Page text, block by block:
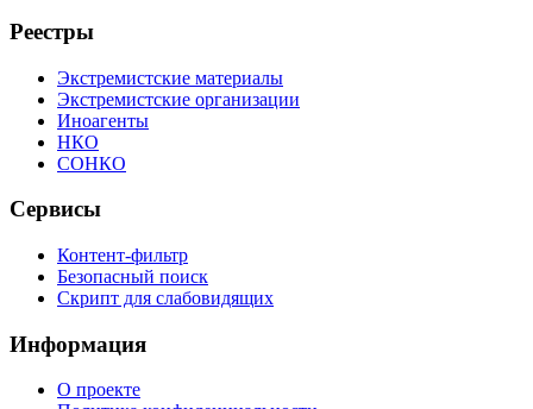
Реестры
Экстремистские материалы
Экстремистские организации
Иноагенты
НКО
СОНКО
Сервисы
Контент-фильтр
Безопасный поиск
Скрипт для слабовидящих
Информация
О проекте